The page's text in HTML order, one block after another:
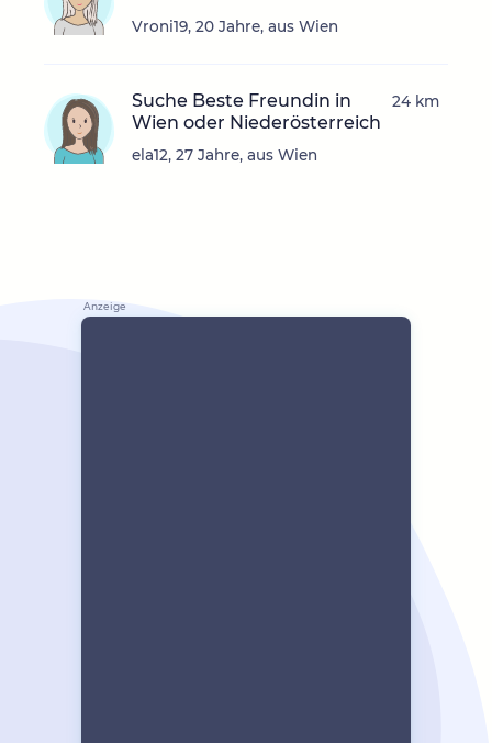
Vroni19, 20 Jahre, aus Wien
Suche Beste Freundin in
Wien oder Niederösterreich
ela12, 27 Jahre, aus Wien
24 km